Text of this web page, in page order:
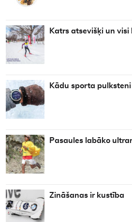
Katrs atsevišķi un visi
Kādu sporta
Pasaules labāko
Zināšanas ir kustība